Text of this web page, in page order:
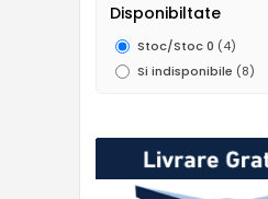
Disponibiltate
Stoc/Stoc 0 (4)
Si indisponibile (8)